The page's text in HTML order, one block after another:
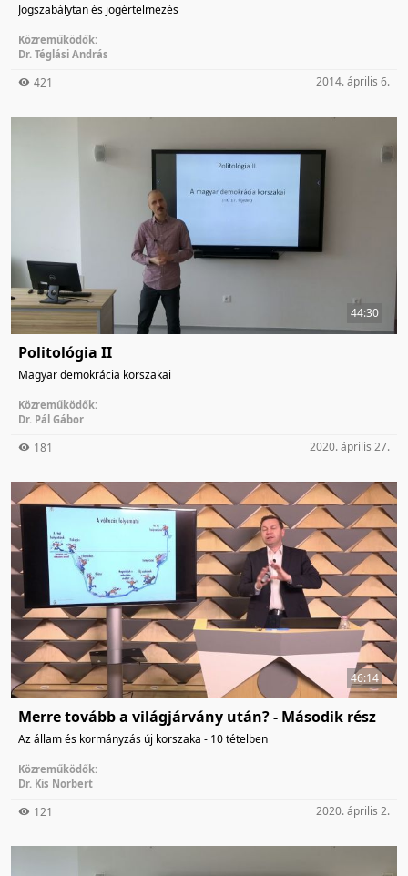
Jogszabálytan és jogértelmezés
Közreműködők:
Dr. Téglási András
421 2014. április 6.
44:30
Politológia II
Magyar demokrácia korszakai
Közreműködők:
Dr. Pál Gábor
181 2020. április 27.
46:14
Merre tovább a világjárvány után? - Második rész
Az állam és kormányzás új korszaka - 10 tételben
Közreműködők:
Dr. Kis Norbert
121 2020. április 2.